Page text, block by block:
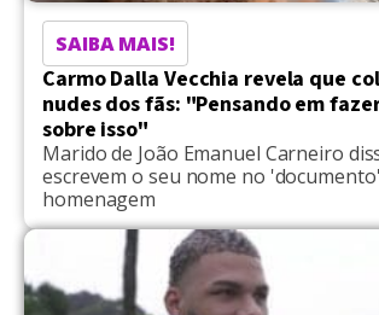
SAIBA MAIS!
Carmo Dalla Vecchia revela que
nudes dos fãs: "Pensando em
sobre isso"
Marido de João Emanuel Carneiro
escrevem o seu nome no
homenagem